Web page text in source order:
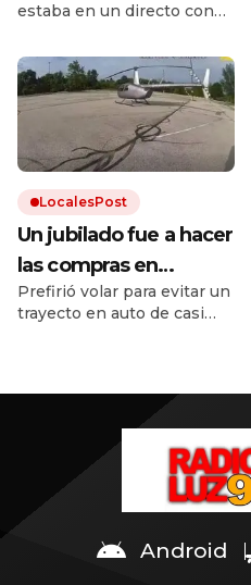
dispararon mientras
transmitía en vivo en
plena calle
estaba en un directo con
espectadores cuando
recibió un balazo mortal.
Quién era el joven, las
primeras hipótesis y el
antecedente del asesinato
de Valeria Márquez.
LocalesPost
Un jubilado fue a hacer
las compras en
helicóptero para evitar
el tráfico
Prefirió volar para evitar un
trayecto en auto de casi
Android